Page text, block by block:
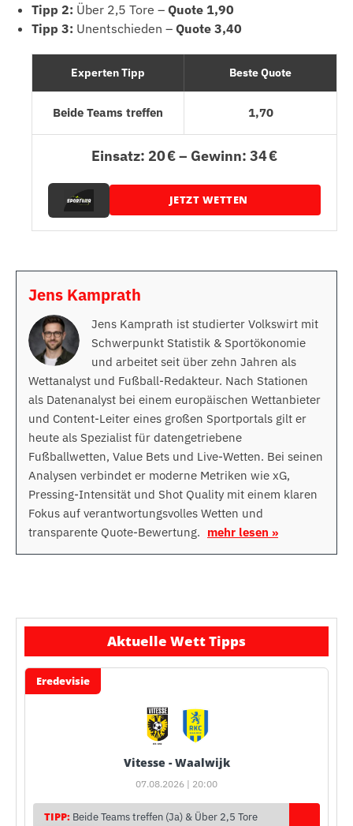
Tipp 2: Über 2,5 Tore – Quote 1,90
Tipp 3: Unentschieden – Quote 3,40
Experten Tipp Beste Quote
Beide Teams treffen 1,70
Einsatz: 20 € – Gewinn: 34 €
JETZT WETTEN
Jens Kamprath
Jens Kamprath ist studierter Volkswirt mit
Schwerpunkt Statistik & Sportökonomie
und arbeitet seit über zehn Jahren als
Wettanalyst und Fußball-Redakteur. Nach Stationen
als Datenanalyst bei einem europäischen Wettanbieter
und Content-Leiter eines großen Sportportals gilt er
heute als Spezialist für datengetriebene
Fußballwetten, Value Bets und Live-Wetten. Bei seinen
Analysen verbindet er moderne Metriken wie xG,
Pressing-Intensität und Shot Quality mit einem klaren
Fokus auf verantwortungsvolles Wetten und
transparente Quote-Bewertung. mehr lesen »
Aktuelle Wett Tipps
Eredevisie
Vitesse - Waalwijk
07.08.2026 | 20:00
TIPP: Beide Teams treffen (Ja) & Über 2,5 Tore